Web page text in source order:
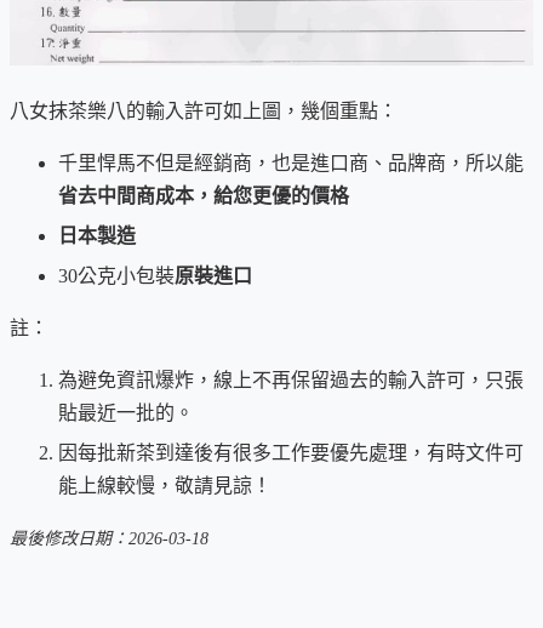
八女抹茶樂八的輸入許可如上圖，幾個重點：
千里悍馬不但是經銷商，也是進口商、品牌商，所以能
省去中間商成本，給您更優的價格
日本製造
30公克小包裝原裝進口
註：
為避免資訊爆炸，線上不再保留過去的輸入許可，只張
貼最近一批的。
因每批新茶到達後有很多工作要優先處理，有時文件可
能上線較慢，敬請見諒！
最後修改日期：2026-03-18